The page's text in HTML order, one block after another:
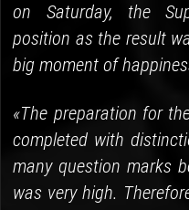
on Saturday, the
position as the result
big moment of
«The preparation for
completed with
many question marks
was very high.